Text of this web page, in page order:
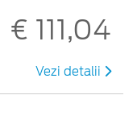
€ 111,04
Vezi detalii